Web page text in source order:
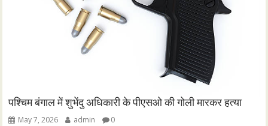
पश्चिम बंगाल में शुभेंदु अधिकारी के पीएसओ की गोली मारकर हत्या
May 7, 2026 admin 0